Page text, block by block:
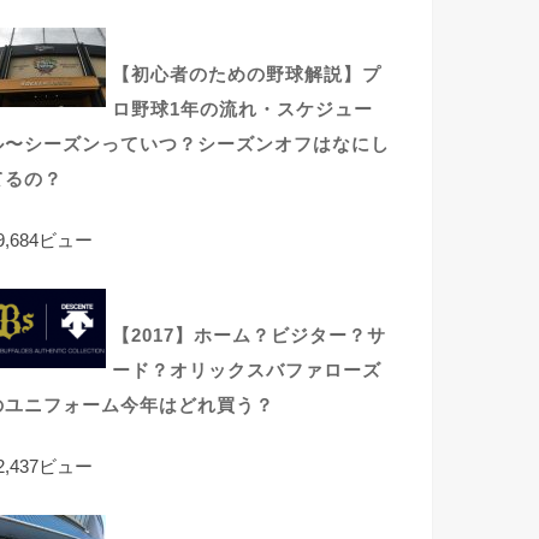
【初心者のための野球解説】プ
ロ野球1年の流れ・スケジュー
〜シーズンっていつ？シーズンオフはなにし
るの？
ビュー
【2017】ホーム？ビジター？サ
ード？オリックスバファローズ
ユニフォーム今年はどれ買う？
ビュー